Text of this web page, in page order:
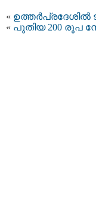
« ഉത്തര്‍പ്രദേശില്‍
« പുതിയ 200 രൂപ